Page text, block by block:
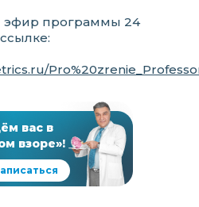
эфир программы 24
вас в
взоре»!